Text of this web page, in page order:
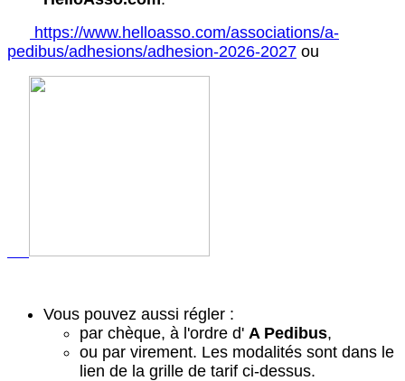
https://www.helloasso.com/associations/a-
pedibus/adhesions/adhesion-2026-2027 ou
Vous pouvez aussi régler :
par chèque, à l'ordre d' A Pedibus,
ou par virement. Les modalités sont dans le
lien de la grille de tarif ci-dessus.